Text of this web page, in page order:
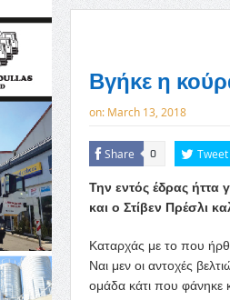
NEWS
Βγήκε η
on: March 13, 2018
Share 0 Tweet
Την εντός έδρας
και ο Στίβεν Πρέσλι
Καταρχάς με το που
Ναι μεν οι αντοχές
ομάδα κάτι που φάνηκε